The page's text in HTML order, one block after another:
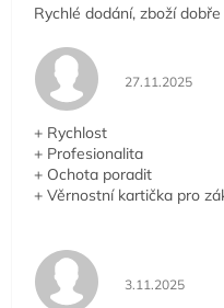
Rychlé dodání, zboží
Hodnocení
27.11.2025
+ Rychlost
+ Profesionalita
+ Ochota poradit
+ Věrnostní kartička pro
Hodnocení
3.11.2025